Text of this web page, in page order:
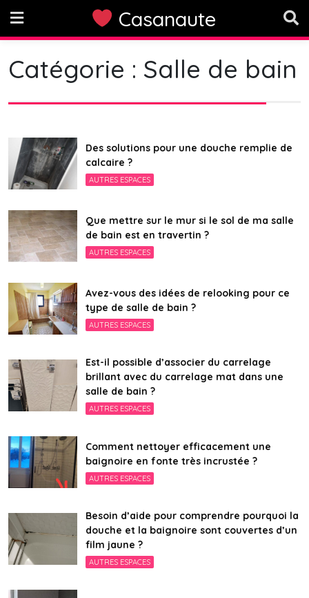
content
Casanaute
Catégorie : Salle de bain
Des solutions pour une douche remplie de
calcaire ?
AUTRES ESPACES
Que mettre sur le mur si le sol de ma salle
de bain est en travertin ?
AUTRES ESPACES
Avez-vous des idées de relooking pour ce
type de salle de bain ?
AUTRES ESPACES
Est-il possible d’associer du carrelage
brillant avec du carrelage mat dans une
salle de bain ?
AUTRES ESPACES
Comment nettoyer efficacement une
baignoire en fonte très incrustée ?
AUTRES ESPACES
Besoin d’aide pour comprendre pourquoi la
douche et la baignoire sont couvertes d’un
film jaune ?
AUTRES ESPACES